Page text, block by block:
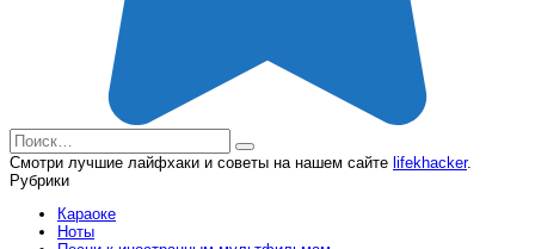
Search
for:
Смотри лучшие лайфхаки и советы на нашем сайте lifekhacker.
Рубрики
Караоке
Ноты